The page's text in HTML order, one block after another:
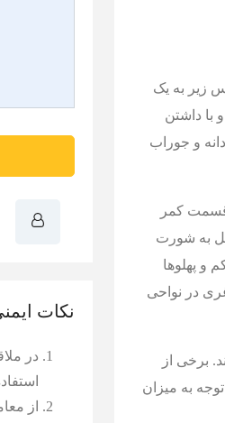
زیر به یک
با داشتن
و جوراب
قسمت کمر
به شورت
و پهلوها
در نواحی
برخی از
به میزان
نکات
در
از